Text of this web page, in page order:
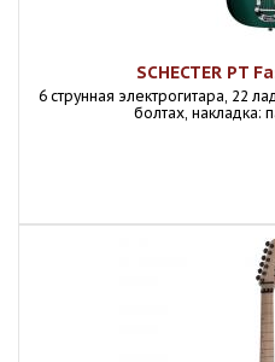
SCHECTER PT
6 струнная электрогитара, 22
болтах, накладка: